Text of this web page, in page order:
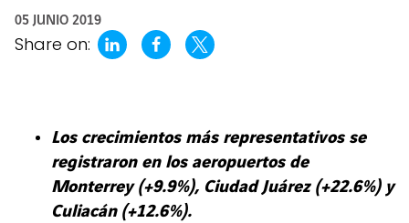
05 JUNIO 2019
Share on:
Los crecimientos más representativos se
registraron en los aeropuertos de
Monterrey (+9.9%), Ciudad Juárez (+22.6%) y
Culiacán (+12.6%).